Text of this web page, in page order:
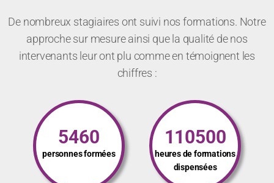
De nombreux stagiaires ont suivi nos formations. Notre
approche sur mesure ainsi que la qualité de nos
intervenants leur ont plu comme en témoignent les
chiffres :
5460
personnes formées
110500
heures de formations
dispensées